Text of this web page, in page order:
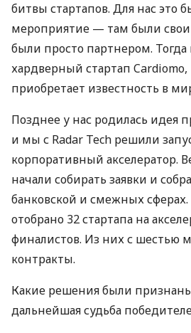
битвы стартапов. Для нас это
мероприятие — там были
были просто партнером. Тогда
хардверный стартап
приобретает известность в
Позднее у нас родилась идея
и мы с Radar Tech решили
корпоративный акселератор.
начали собирать заявки и
банковской и смежных сферах.
отобрано 32 стартапа на
финалистов. Из них с шестью
контракты.
Какие решения были
дальнейшая судьба